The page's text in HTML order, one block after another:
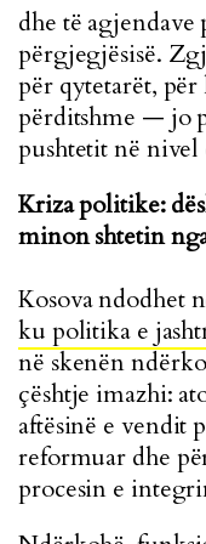
dhe të
përgjegjësisë.
për qytetarët,
përditshme — jo
pushtetit në
Kriza politike:
minon shtetin
Kosova ndodhet
ku politika e
në skenën
çështje imazhi:
aftësinë e vendit
reformuar dhe
procesin e